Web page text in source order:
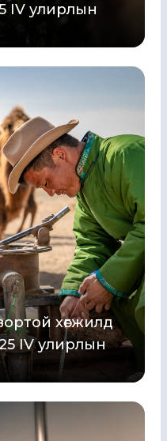
IV улирлын
хөгжилд
IV улирлын